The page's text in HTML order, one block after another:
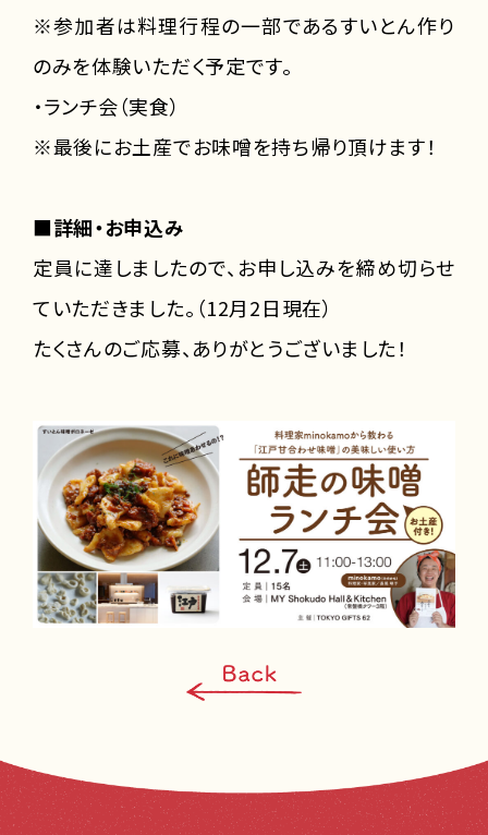
※参加者は料理行程の一部であるすいとん作り
のみを体験いただく予定です。
・ランチ会（実食）
※最後にお土産でお味噌を持ち帰り頂けます！
■詳細・お申込み
定員に達しましたので、お申し込みを締め切らせ
ていただきました。（12月2日現在）
たくさんのご応募、ありがとうございました！